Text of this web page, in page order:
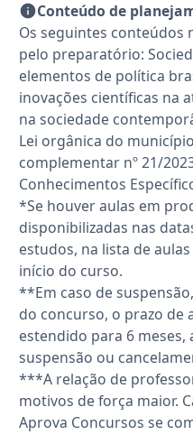
Conteúdo de
Os seguintes conteúdos
pelo preparatório:
elementos de política
inovações científicas na
na sociedade
Lei orgânica do
complementar nº 21/
Conhecimentos
*Se houver aulas em
disponibilizadas nas
estudos, na lista de
início do curso.
**Em caso de
do concurso, o prazo de
estendido para 6 meses,
suspensão ou
***A relação de
motivos de força maior.
Aprova Concursos se